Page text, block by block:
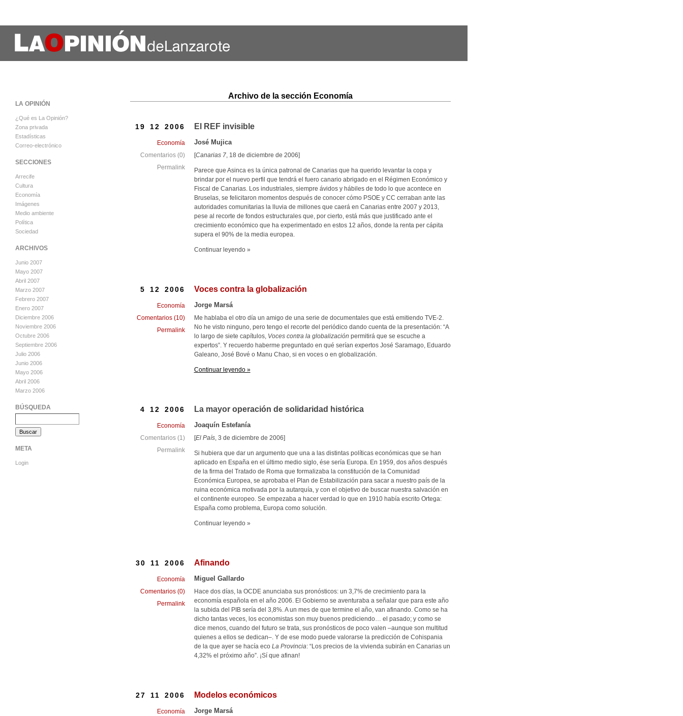
Archivo de la sección Economía
El REF invisible
José Mujica
[Canarias 7, 18 de diciembre de 2006]
Parece que Asinca es la única patronal de Canarias que ha querido levantar la copa y
brindar por el nuevo perfil que tendrá el fuero canario abrigado en el Régimen Económico y
Fiscal de Canarias. Los industriales, siempre ávidos y hábiles de todo lo que acontece en
Bruselas, se felicitaron momentos después de conocer cómo PSOE y CC cerraban ante las
autoridades comunitarias la lluvia de millones que caerá en Canarias entre 2007 y 2013,
pese al recorte de fondos estructurales que, por cierto, está más que justificado ante el
crecimiento económico que ha experimentado en estos 12 años, donde la renta per cápita
supera el 90% de la media europea.
Continuar leyendo »
19 12 2006
Economía
Comentarios (0)
Permalink
Voces contra la globalización
Jorge Marsá
Me hablaba el otro día un amigo de una serie de documentales que está emitiendo TVE-2.
No he visto ninguno, pero tengo el recorte del periódico dando cuenta de la presentación: “A
lo largo de siete capítulos, Voces contra la globalización permitirá que se escuche a
expertos”. Y recuerdo haberme preguntado en qué serían expertos José Saramago, Eduardo
Galeano, José Bové o Manu Chao, si en voces o en globalización.
Continuar leyendo »
5 12 2006
Economía
Comentarios (10)
Permalink
La mayor operación de solidaridad histórica
Joaquín Estefanía
[El País, 3 de diciembre de 2006]
Si hubiera que dar un argumento que una a las distintas políticas económicas que se han
aplicado en España en el último medio siglo, ése sería Europa. En 1959, dos años después
de la firma del Tratado de Roma que formalizaba la constitución de la Comunidad
Económica Europea, se aprobaba el Plan de Estabilización para sacar a nuestro país de la
ruina económica motivada por la autarquía, y con el objetivo de buscar nuestra salvación en
el continente europeo. Se empezaba a hacer verdad lo que en 1910 había escrito Ortega:
España como problema, Europa como solución.
Continuar leyendo »
4 12 2006
Economía
Comentarios (1)
Permalink
Afinando
Miguel Gallardo
Hace dos días, la OCDE anunciaba sus pronósticos: un 3,7% de crecimiento para la
economía española en el año 2006. El Gobierno se aventuraba a señalar que para este año
la subida del PIB sería del 3,8%. A un mes de que termine el año, van afinando. Como se ha
dicho tantas veces, los economistas son muy buenos prediciendo… el pasado; y como se
dice menos, cuando del futuro se trata, sus pronósticos de poco valen –aunque son multitud
quienes a ellos se dedican–. Y de ese modo puede valorarse la predicción de Cohispania
de la que ayer se hacía eco La Provincia: “Los precios de la vivienda subirán en Canarias un
4,32% el próximo año”. ¡Sí que afinan!
30 11 2006
Economía
Comentarios (0)
Permalink
Modelos económicos
Jorge Marsá
27 11 2006
Economía
LA OPINIÓN
¿Qué es La Opinión?
Zona privada
Estadísticas
Correo-electrónico
SECCIONES
Arrecife
Cultura
Economía
Imágenes
Medio ambiente
Política
Sociedad
ARCHIVOS
Junio 2007
Mayo 2007
Abril 2007
Marzo 2007
Febrero 2007
Enero 2007
Diciembre 2006
Noviembre 2006
Octubre 2006
Septiembre 2006
Julio 2006
Junio 2006
Mayo 2006
Abril 2006
Marzo 2006
BÚSQUEDA
META
Login